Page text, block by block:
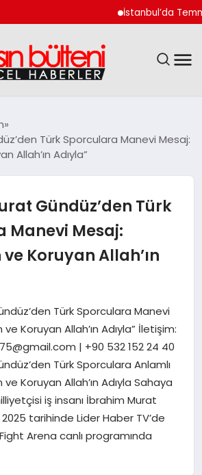
İstanbul’da Temmuz
Türk Sporculara Manevi Mesaj:
Allah’ın Adıyla”
Gündüz’den Türk
Manevi Mesaj:
Koruyan Allah’ın
Türk Sporculara Manevi
Koruyan Allah’ın Adıyla” İletişim:
| +90 532 152 24 40
Türk Sporculara Anlamlı
Koruyan Allah’ın Adıyla Sahaya
iş insanı İbrahim Murat
2025 tarihinde Lider Haber TV’de
Arena canlı programında